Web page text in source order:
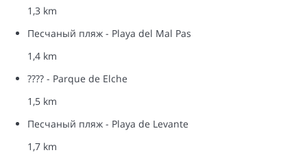
1,3 km
Песчаный пляж - Playa del Mal Pas
1,4 km
???? - Parque de Elche
1,5 km
Песчаный пляж - Playa de Levante
1,7 km